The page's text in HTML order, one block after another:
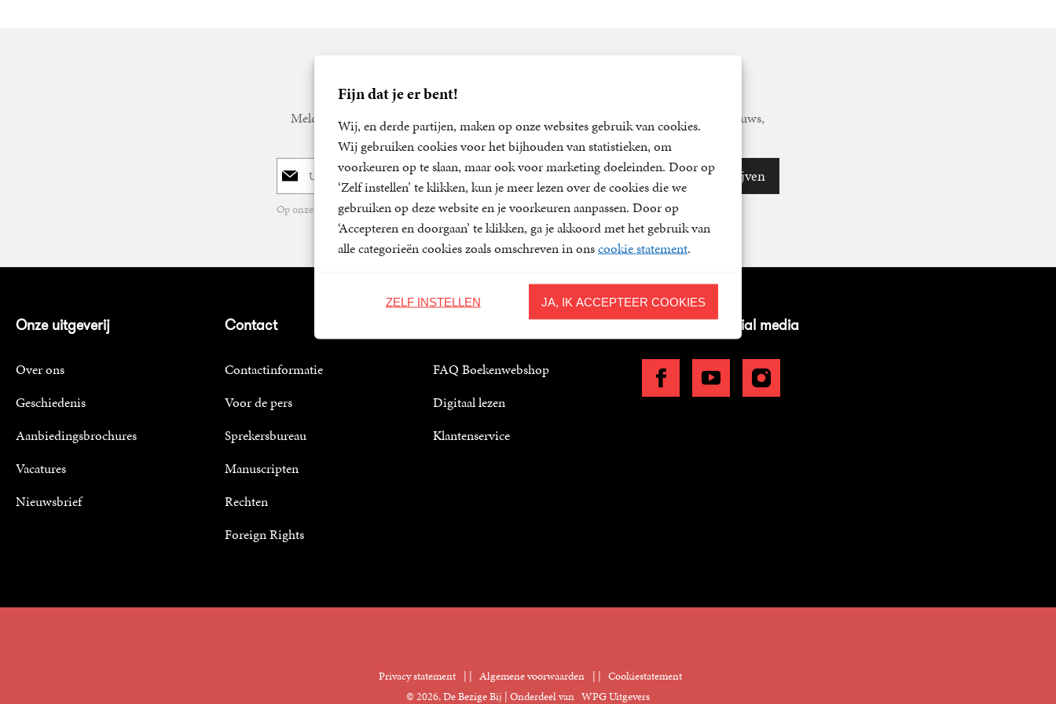
Fijn dat je er bent!
Wij, en derde partijen, maken op onze websites gebruik van cookies.
Wij gebruiken cookies voor het bijhouden van statistieken, om
voorkeuren op te slaan, maar ook voor marketing doeleinden. Door op
‘Zelf instellen’ te klikken, kun je meer lezen over de cookies die we
gebruiken op deze website en je voorkeuren aanpassen. Door op
‘Accepteren en doorgaan’ te klikken, ga je akkoord met het gebruik van
alle categorieën cookies zoals omschreven in onscookie statement.
JA, IK ACCEPTEER COOKIES
ZELF INSTELLEN
Meld u aan voor een van onze nieuwsbrieven en blijf op de hoogte van het laatste nieuws,
nieuwe titels, aanbiedingen en prijsvragen.
E-
Inschrijven
Op onze nieuwsbrieven is hetWPG Privacy Statementvan toepassing.
Onze uitgeverij
Over ons
Geschiedenis
Aanbiedingsbrochures
Vacatures
Nieuwsbrief
Contact
Contactinformatie
Voor de pers
Sprekersbureau
Manuscripten
Rechten
Foreign Rights
FAQ Boekenwebshop
Digitaal lezen
Klantenservice
Volg ons op social media
Privacy statement | Algemene voorwaarden | Cookiestatement
© 2026, De Bezige Bij | Onderdeel van WPG Uitgevers